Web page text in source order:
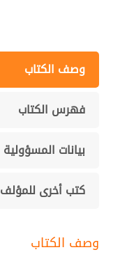
وصف الكتاب
فهرس الكتاب
بيانات المسؤولية
كتب أخرى للمؤلف
وصف الكتاب